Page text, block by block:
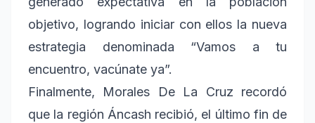
objetivo, logrando iniciar con ellos la nueva
estrategia denominada “Vamos a tu
encuentro, vacúnate ya”.
Finalmente, Morales De La Cruz recordó
que la región Áncash recibió, el último fin de